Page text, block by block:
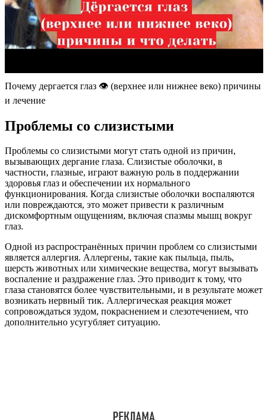
Почему дергается глаз 👁️​ (верхнее или нижнее веко) причины
и лечение
Проблемы со слизистыми
Проблемы со слизистыми могут стать одной из причин,
вызывающих дергание глаза. Слизистые оболочки, в
частности, глазные, играют важную роль в поддержании
здоровья глаз и обеспечении их нормального
функционирования. Когда слизистые оболочки воспаляются
или повреждаются, это может привести к различным
дискомфортным ощущениям, включая спазмы мышц вокруг
глаз.
Одной из распространённых причин проблем со слизистыми
является аллергия. Аллергены, такие как пыльца, пыль,
шерсть животных или химические вещества, могут вызывать
воспаление и раздражение глаз. Это приводит к тому, что
глаза становятся более чувствительными, и в результате может
возникать нервный тик. Аллергическая реакция может
сопровождаться зудом, покраснением и слезотечением, что
дополнительно усугубляет ситуацию.